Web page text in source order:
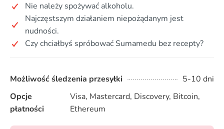
Nie należy spożywać alkoholu.
Najczęstszym działaniem niepożądanym jest
nudności.
Czy chciałbyś spróbować Sumamedu bez recepty?
Możliwość śledzenia przesyłki
5-10 dni
Opcje
płatności
Visa, Mastercard, Discovery, Bitcoin,
Ethereum